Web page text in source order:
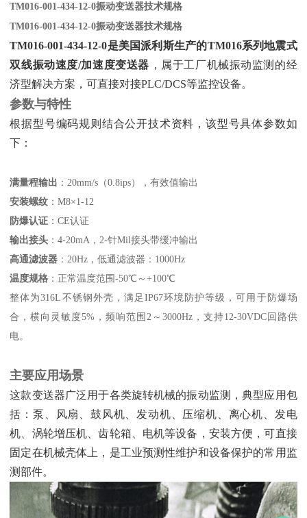
TM016-001-434-12-0振动变送器技术规格
TM016-001-434-12-0振动变送器技术规格
TM016-001-434-12-0是美国派利斯生产的TM016系列地震式
双线振动速度/加速度变送器 ‌，属于工厂机械振动监测的经
济型解决方案，可直接对接PLC/DCS等监控设备。
参数与特性
根据型号编码规则结合公开技术资料，该型号具体参数如
下：
满量程输出 ‌：20mm/s（0.8ips），有效值输出
安装螺纹 ‌：M8×1-12
防爆认证 ‌：CE认证
输出接头 ‌：4-20mA，2-针Mil接头带缓冲输出
高通滤波器 ‌：20Hz，低通滤波器：1000Hz
温度规格 ‌：正常温度范围-50℃～+100℃
整体为316L不锈钢外壳，满足IP67环境防护等级，可用于防爆场
合，横向灵敏度5%，频响范围2～3000Hz，支持12-30VDC回路供
电。
主要应用场景
这款变送器广泛用于各类旋转机械的振动监测，典型应用包
括：泵、风扇、鼓风机、发动机、压缩机、离心机、发电
机、涡轮增压机、齿轮箱、电机等设备，安装方便，可直接
固定在机械壳体上，是工业预测性维护和设备保护的常用监
测部件。